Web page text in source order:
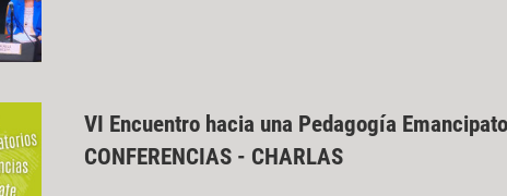
VI Encuentro hacia una Pedagogía
CONFERENCIAS - CHARLAS